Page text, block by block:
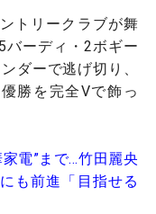
トリークラブが舞
バーディ・2ボギー
ダーで逃げ切り、
勝を完全Vで飾っ
家電”まで…竹田麗央
も前進「目指せる